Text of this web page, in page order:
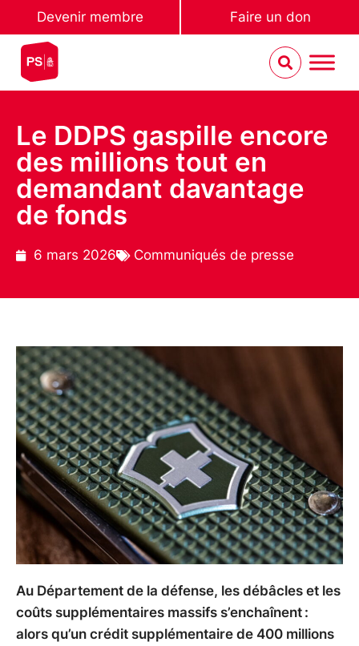
Devenir membre Faire un don
Le DDPS gaspille encore
des millions tout en
demandant davantage
de fonds
6 mars 2026 Communiqués de presse
Au Département de la défense, les débâcles et les
coûts supplémentaires massifs s’enchaînent :
alors qu’un crédit supplémentaire de 400 millions